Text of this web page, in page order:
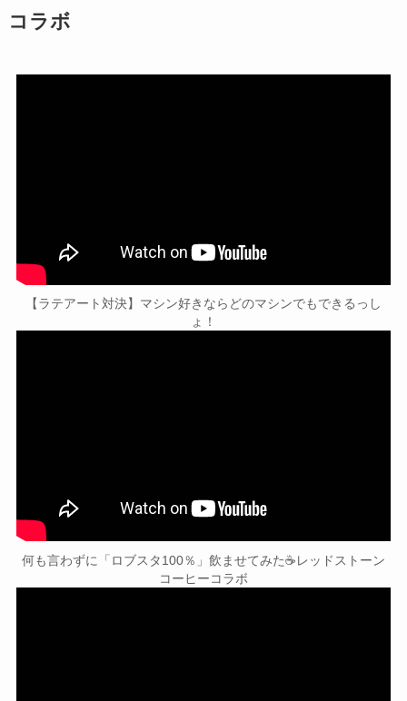
コラボ
【ラテアート対決】マシン好きならどのマシンでもできるっし
ょ！
何も言わずに「ロブスタ100％」飲ませてみた☕レッドストーン
コーヒーコラボ